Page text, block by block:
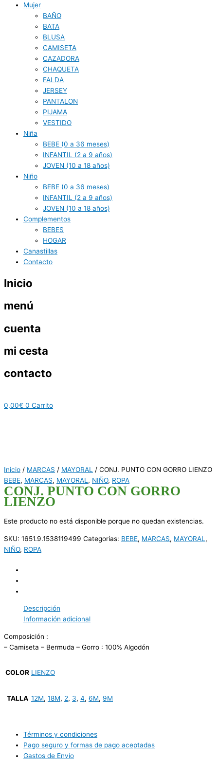
Mujer
BAÑO
BATA
BLUSA
CAMISETA
CAZADORA
CHAQUETA
FALDA
JERSEY
PANTALON
PIJAMA
VESTIDO
Niña
BEBE (0 a 36 meses)
INFANTIL (2 a 9 años)
JOVEN (10 a 18 años)
Niño
BEBE (0 a 36 meses)
INFANTIL (2 a 9 años)
JOVEN (10 a 18 años)
Complementos
BEBES
HOGAR
Canastillas
Contacto
Inicio
menú
cuenta
mi cesta
contacto
0,00€ 0 Carrito
Inicio / MARCAS / MAYORAL
/ CONJ. PUNTO CON GORRO LIENZO
BEBE, MARCAS, MAYORAL , NIÑO, ROPA
CONJ. PUNTO CON GORRO
LIENZO
Este producto no está disponible porque no quedan existencias.
SKU: 1651.9.1538119499 Categorías: BEBE, MARCAS, MAYORAL ,
NIÑO, ROPA
Descripción
Información adicional
Composición :
– Camiseta – Bermuda – Gorro : 100% Algodón
COLOR LIENZO
TALLA 12M, 18M, 2, 3, 4, 6M, 9M
Términos y condiciones
Pago seguro y formas de pago aceptadas
Gastos de Envío